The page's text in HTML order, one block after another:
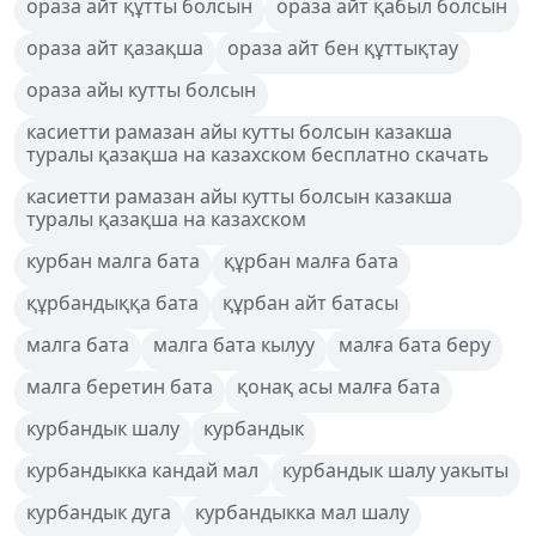
ораза айт құтты болсын
ораза айт қабыл болсын
ораза айт қазақша
ораза айт бен құттықтау
ораза айы кутты болсын
касиетти рамазан айы кутты болсын казакша
туралы қазақша на казахском бесплатно скачать
касиетти рамазан айы кутты болсын казакша
туралы қазақша на казахском
курбан малга бата
құрбан малға бата
құрбандыққа бата
құрбан айт батасы
малга бата
малга бата кылуу
малға бата беру
малга беретин бата
қонақ асы малға бата
курбандык шалу
курбандык
курбандыкка кандай мал
курбандык шалу уакыты
курбандык дуга
курбандыкка мал шалу